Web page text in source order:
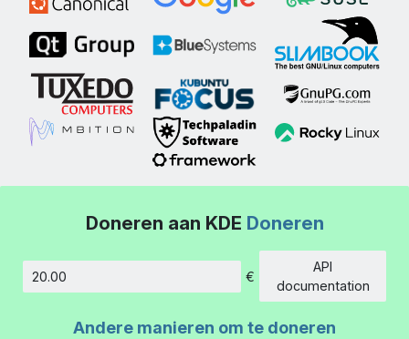
Doneren aan KDE Doneren
Hoeveelheid
€
API
documentation
Andere manieren om te doneren